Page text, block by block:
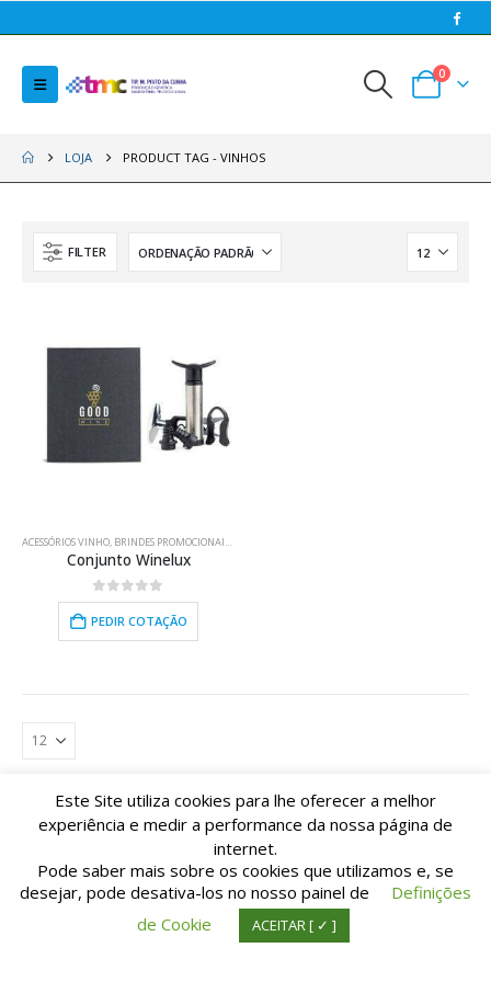
0
LOJA PRODUCT TAG -VINHOS
FILTER
ACESSÓRIOS VINHO, BRINDES PROMOCIONAIS ,
Conjunto Winelux
0out of 5
PEDIR COTAÇÃO
© Copyright TIpografia M. Pinto da Cunha Lda. All Rights Reserved. | Suporte:
Este Site utiliza cookies para lhe oferecer a melhor
experiência e medir a performance da nossa página de
internet.
Pode saber mais sobre os cookies que utilizamos e, se
desejar, pode desativa-los no nosso painel de
Definições
de Cookie
ACEITAR [ ✓ ]